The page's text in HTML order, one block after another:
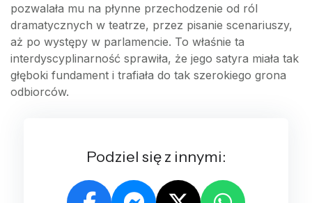
pozwalała mu na płynne przechodzenie od ról
dramatycznych w teatrze, przez pisanie scenariuszy,
aż po występy w parlamencie. To właśnie ta
interdyscyplinarność sprawiła, że jego satyra miała tak
głęboki fundament i trafiała do tak szerokiego grona
odbiorców.
Podziel się z innymi: